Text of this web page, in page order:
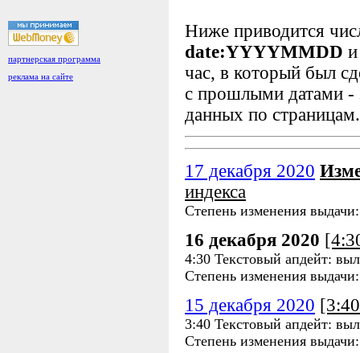
партнерская программа
реклама на сайте
Ниже приводится
date:YYYYMMDD
час, в который был
с прошлыми датами -
данных по страницам.
17 декабря 2020
индекса
Степень изменения
16 декабря 2020
4:30 Текстовый апдейт:
Степень изменения
15 декабря 2020
3:40 Текстовый апдейт:
Степень изменения